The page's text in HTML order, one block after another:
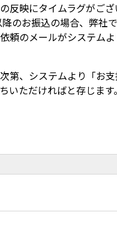
反映にタイムラグがござ
のお振込の場合、弊社
頼のメールがシステム
第、システムより「お
いただければと存じます。